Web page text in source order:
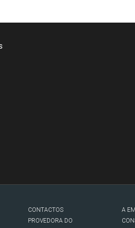
CONTACTOS
PROVEDORA DO
A